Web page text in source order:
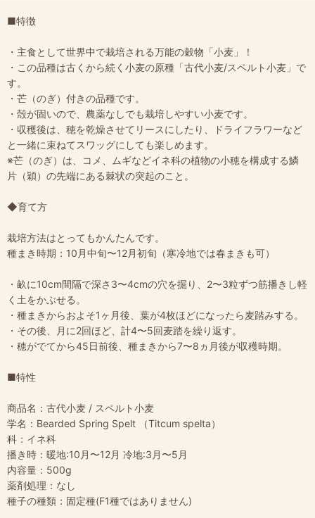
■特徴
・主食として世界中で栽培される万能の穀物「小麦」！
・この品種は古くから続く小麦の原種「古代小麦/スペルト小麦」で
す。
・芒（のぎ）付きの品種です。
・殻が固いので、農薬なしでも栽培しやすい小麦です。
・収穫後は、穂を乾燥させてリースにしたり、ドライフラワーなど
と一緒に束ねてスワッグにしても楽しめます。
※芒（のぎ）は、コメ、ムギなどイネ科の植物の小穂を構成する鱗
片（穎）の先端にある棘状の突起のこと。
◆育て方
栽培方法はとってもかんたんです。
種まき時期：10月中旬〜12月初旬（寒冷地では春まきも可）
・畝に10cm間隔で深さ3〜4cmの穴を掘り、2〜3粒ずつ筋播きし軽
く土をかぶせる。
・種まきからおよそ1ヶ月後、葉が4枚ほどになったら麦踏みする。
・その後、月に2回ほど、計4〜5回麦踏を繰り返す。
・穂がでてから45日前後、種まきから7〜8ヵ月後が収穫時期。
■特性
商品名：古代小麦 / スペルト小麦
学名：Bearded Spring Spelt （Titcum spelta）
科：イネ科
播き時：暖地:10月〜12月 冷地:3月〜5月
内容量：500g
薬剤処理：なし
種子の種類：固定種(F1種ではありません)